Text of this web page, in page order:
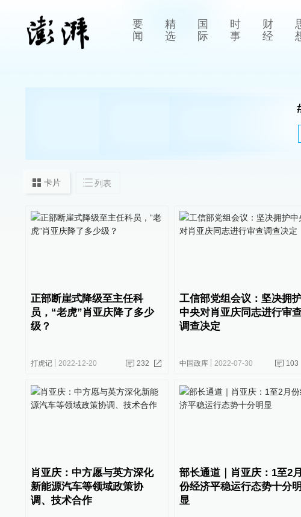
要
闻
精
选
国
际
时
事
财
经
卡片 列表
正部断崖式降级至主任科
员，“老虎”肖亚庆降了多少
级？
打虎记 2022-12-20 232
工信部党组会议：坚决拥
中央对肖亚庆同志进行审
调查决定
中国政库 2022-07-30 103
肖亚庆：中方愿与英方深化
新能源汽车等领域政策协
调、技术合作
部长通道｜肖亚庆：1至2月
份经济平稳运行态势十分明
显